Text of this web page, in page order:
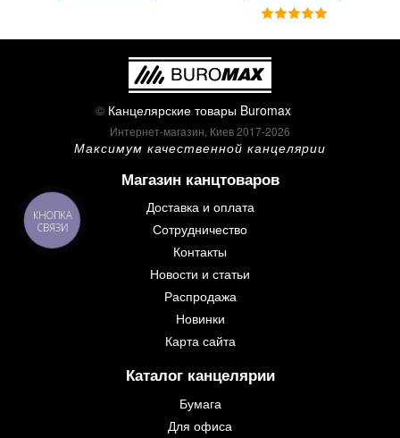
© Канцелярские товары Buromax
Интернет-магазин, Киев 2017-2026
Максимум качественной канцелярии
Магазин канцтоваров
Доставка и оплата
Сотрудничество
Контакты
Новости и статьи
Распродажа
Новинки
Карта сайта
Каталог канцелярии
Бумага
Для офиса
КНОПКА
СВЯЗИ